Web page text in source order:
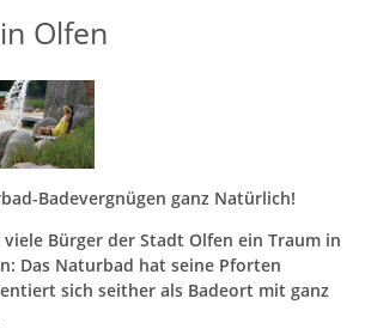
Olfen
Badevergnügen ganz Natürlich!
Bürger der Stadt Olfen ein Traum in
Das Naturbad hat seine Pforten
sich seither als Badeort mit ganz